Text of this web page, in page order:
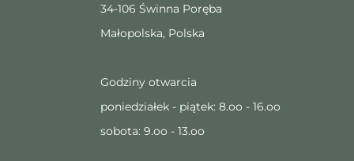
34-106 Świnna Poręba
Małopolska, Polska
Godziny otwarcia
poniedziałek - piątek: 8.oo - 16.oo
sobota: 9.oo - 13.oo